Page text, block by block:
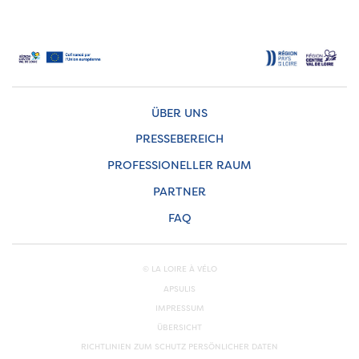
ÜBER UNS
PRESSEBEREICH
PROFESSIONELLER RAUM
PARTNER
FAQ
© LA LOIRE À VÉLO
APSULIS
IMPRESSUM
ÜBERSICHT
RICHTLINIEN ZUM SCHUTZ PERSÖNLICHER DATEN